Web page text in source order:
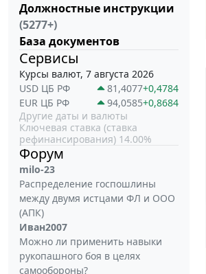
Должностные инструкции
(5277+)
База документов
Сервисы
Курсы валют, 7 августа 2026
USD ЦБ РФ
81,4077+0,4784
EUR ЦБ РФ
94,0585+0,8684
Другие даты и валюты
Ключевая ставка (ставка
рефинансирования) 14.00%
Форум
milo-23
Распределение госпошлины
между двумя истцами ФЛ и ООО
(АПК)
Иван2007
Можно ли применить навыки
рукопашного боя в целях
самообороны?